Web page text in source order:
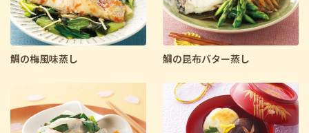
鯛の梅風味蒸し 鯛の昆布バター蒸し